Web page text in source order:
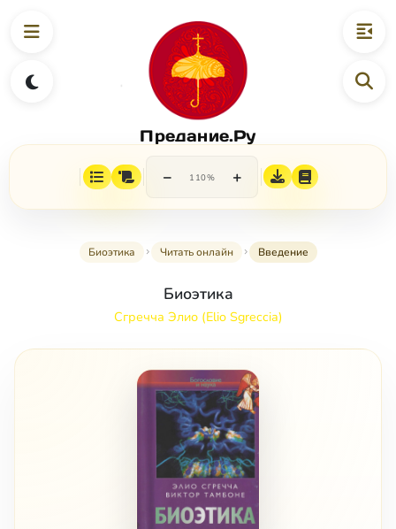
Предание.Ру
− 110% +
Биоэтика Читать онлайн Введение
Биоэтика
Сгречча Элио (Elio Sgreccia)